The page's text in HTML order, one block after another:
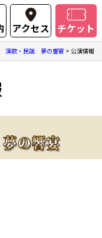
アクセス チケット
演歌・民謡 夢の響宴> 公演情報